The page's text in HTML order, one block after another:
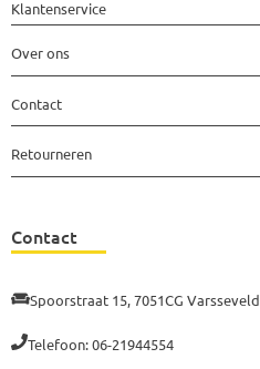
Klantenservice
Over ons
Contact
Retourneren
Contact
Spoorstraat 15, 7051CG Varsseveld
Telefoon: 06-21944554